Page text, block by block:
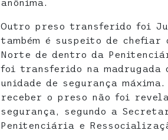
anônima.
Outro preso transferido foi
também é suspeito de chefiar
Norte de dentro da
foi transferido na madrugada
unidade de segurança
receber o preso não foi
segurança, segundo a
Penitenciária e